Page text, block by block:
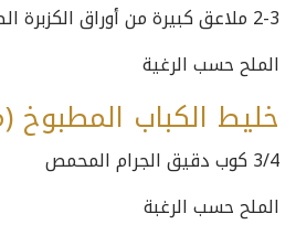
2-3 ملاعق كبيرة من أوراق الكزبرة الطازجة (مقطعة ناعما)
الملح حسب الرغية
خليط الكباب المطبوخ
3/4 كوب دقيق الجرام المحمص
الملح حسب الرغبة